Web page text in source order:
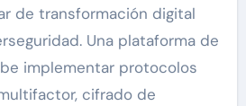
de transformación digital
Una plataforma de
implementar protocolos
cifrado de